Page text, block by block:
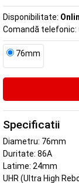
Disponibilitate:
Comandă telefonic:
76mm
Specificatii
Diametru: 76mm
Duritate: 86A
Latime: 24mm
UHR (Ultra High